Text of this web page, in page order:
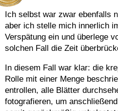
Ich selbst war zwar ebenfalls
aber ich stelle mich innerlich
Verspätung ein und überlege
solchen Fall die Zeit
In diesem Fall war klar: die
Rolle mit einer Menge
entrollen, alle Blätter
fotografieren, um